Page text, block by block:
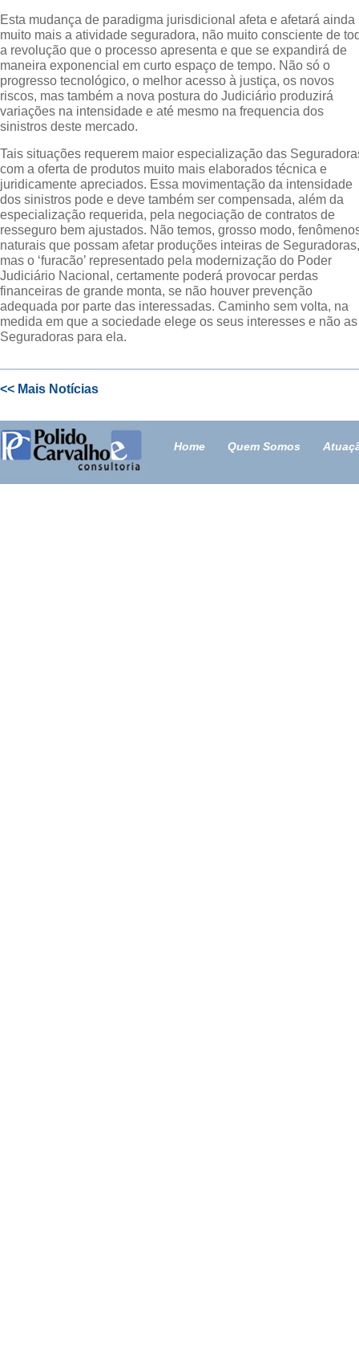
Esta mudança de paradigma jurisdicional afeta e afetará ainda
muito mais a atividade seguradora, não muito consciente de
a revolução que o processo apresenta e que se expandirá de
maneira exponencial em curto espaço de tempo. Não só o
progresso tecnológico, o melhor acesso à justiça, os novos
riscos, mas também a nova postura do Judiciário produzirá
variações na intensidade e até mesmo na frequencia dos
sinistros deste mercado.
Tais situações requerem maior especialização das
com a oferta de produtos muito mais elaborados técnica e
juridicamente apreciados. Essa movimentação da intensidade
dos sinistros pode e deve também ser compensada, além da
especialização requerida, pela negociação de contratos de
resseguro bem ajustados. Não temos, grosso modo,
naturais que possam afetar produções inteiras de Seguradoras,
mas o ‘furacão’ representado pela modernização do Poder
Judiciário Nacional, certamente poderá provocar perdas
financeiras de grande monta, se não houver prevenção
adequada por parte das interessadas. Caminho sem volta, na
medida em que a sociedade elege os seus interesses e não as
Seguradoras para ela.
<< Mais Notícias
Home Quem Somos